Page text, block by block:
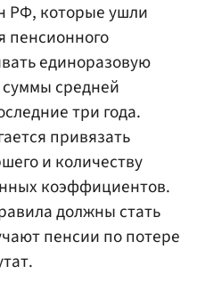
РФ, которые ушли
пенсионного
единоразовую
средней
три года.
привязать
и количеству
коэффициентов.
должны стать
пенсии по потере